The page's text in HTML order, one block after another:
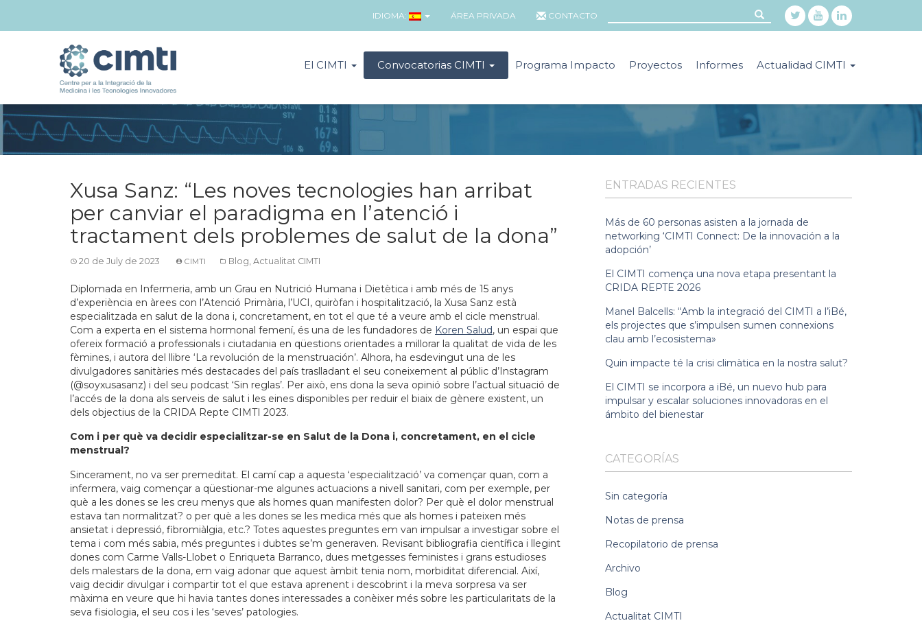
IDIOMA: ÁREA PRIVADA CONTACTO
El CIMTI Convocatorias CIMTI Programa Impacto Proyectos Informes Actualidad CIMTI
Xusa Sanz: “Les noves tecnologies han arribat
per canviar el paradigma en l’atenció i
tractament dels problemes de salut de la dona”
20 de July de 2023 CIMTI Blog, Actualitat CIMTI
Diplomada en Infermeria, amb un Grau en Nutrició Humana i Dietètica i amb més de 15 anys
d’experiència en àrees con l’Atenció Primària, l’UCI, quiròfan i hospitalització, la Xusa Sanz està
especialitzada en salut de la dona i, concretament, en tot el que té a veure amb el cicle menstrual.
Com a experta en el sistema hormonal femení, és una de les fundadores de Koren Salud, un espai que
ofereix formació a professionals i ciutadania en qüestions orientades a millorar la qualitat de vida de les
fèmines, i autora del llibre ‘La revolución de la menstruación’. Alhora, ha esdevingut una de les
divulgadores sanitàries més destacades del país traslladant el seu coneixement al públic d’Instagram
(@soyxusasanz) i del seu podcast ‘Sin reglas’. Per això, ens dona la seva opinió sobre l’actual situació de
l’accés de la dona als serveis de salut i les eines disponibles per reduir el biaix de gènere existent, un
dels objectius de la CRIDA Repte CIMTI 2023.
Com i per què va decidir especialitzar-se en Salut de la Dona i, concretament, en el cicle
menstrual?
Sincerament, no va ser premeditat. El camí cap a aquesta ‘especialització’ va començar quan, com a
infermera, vaig començar a qüestionar-me algunes actuacions a nivell sanitari, com per exemple, per
què a les dones se les creu menys que als homes quan manifesten dolor? Per què el dolor menstrual
estava tan normalitzat? o per què a les dones se les medica més que als homes i pateixen més
ansietat i depressió, fibromiàlgia, etc.? Totes aquestes preguntes em van impulsar a investigar sobre el
tema i com més sabia, més preguntes i dubtes se’m generaven. Revisant bibliografia científica i llegint
dones com Carme Valls-Llobet o Enriqueta Barranco, dues metgesses feministes i grans estudioses
dels malestars de la dona, em vaig adonar que aquest àmbit tenia nom, morbiditat diferencial. Així,
vaig decidir divulgar i compartir tot el que estava aprenent i descobrint i la meva sorpresa va ser
màxima en veure que hi havia tantes dones interessades a conèixer més sobre les particularitats de la
seva fisiologia, el seu cos i les ‘seves’ patologies.
ENTRADAS RECIENTES
Más de 60 personas asisten a la jornada de
networking ‘CIMTI Connect: De la innovación a la
adopción’
El CIMTI comença una nova etapa presentant la
CRIDA REPTE 2026
Manel Balcells: “Amb la integració del CIMTI a l’iBé,
els projectes que s’impulsen sumen connexions
clau amb l’ecosistema»
Quin impacte té la crisi climàtica en la nostra salut?
El CIMTI se incorpora a iBé, un nuevo hub para
impulsar y escalar soluciones innovadoras en el
ámbito del bienestar
CATEGORÍAS
Sin categoría
Notas de prensa
Recopilatorio de prensa
Archivo
Blog
Actualitat CIMTI